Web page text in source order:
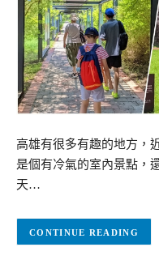
高雄有很多有趣的地方，
是個有冷氣的室內景點，
天…
CONTINUE READING